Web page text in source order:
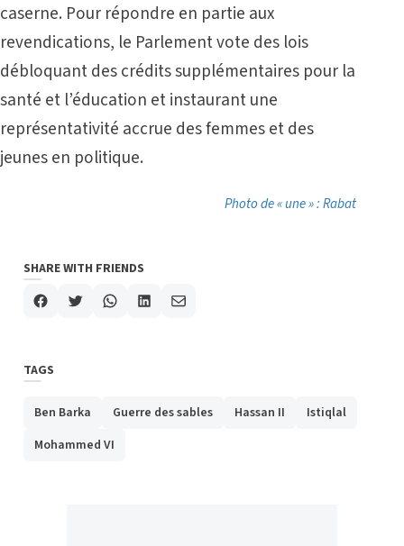
caserne. Pour répondre en partie aux
revendications, le Parlement vote des lois
débloquant des crédits supplémentaires pour la
santé et l’éducation et instaurant une
représentativité accrue des femmes et des
jeunes en politique.
Photo de « une » : Rabat
SHARE WITH FRIENDS
TAGS
Ben Barka Guerre des sables Hassan II
Istiqlal
Mohammed VI